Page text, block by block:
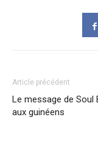
Article précédent
Le message de Soul
aux guinéens